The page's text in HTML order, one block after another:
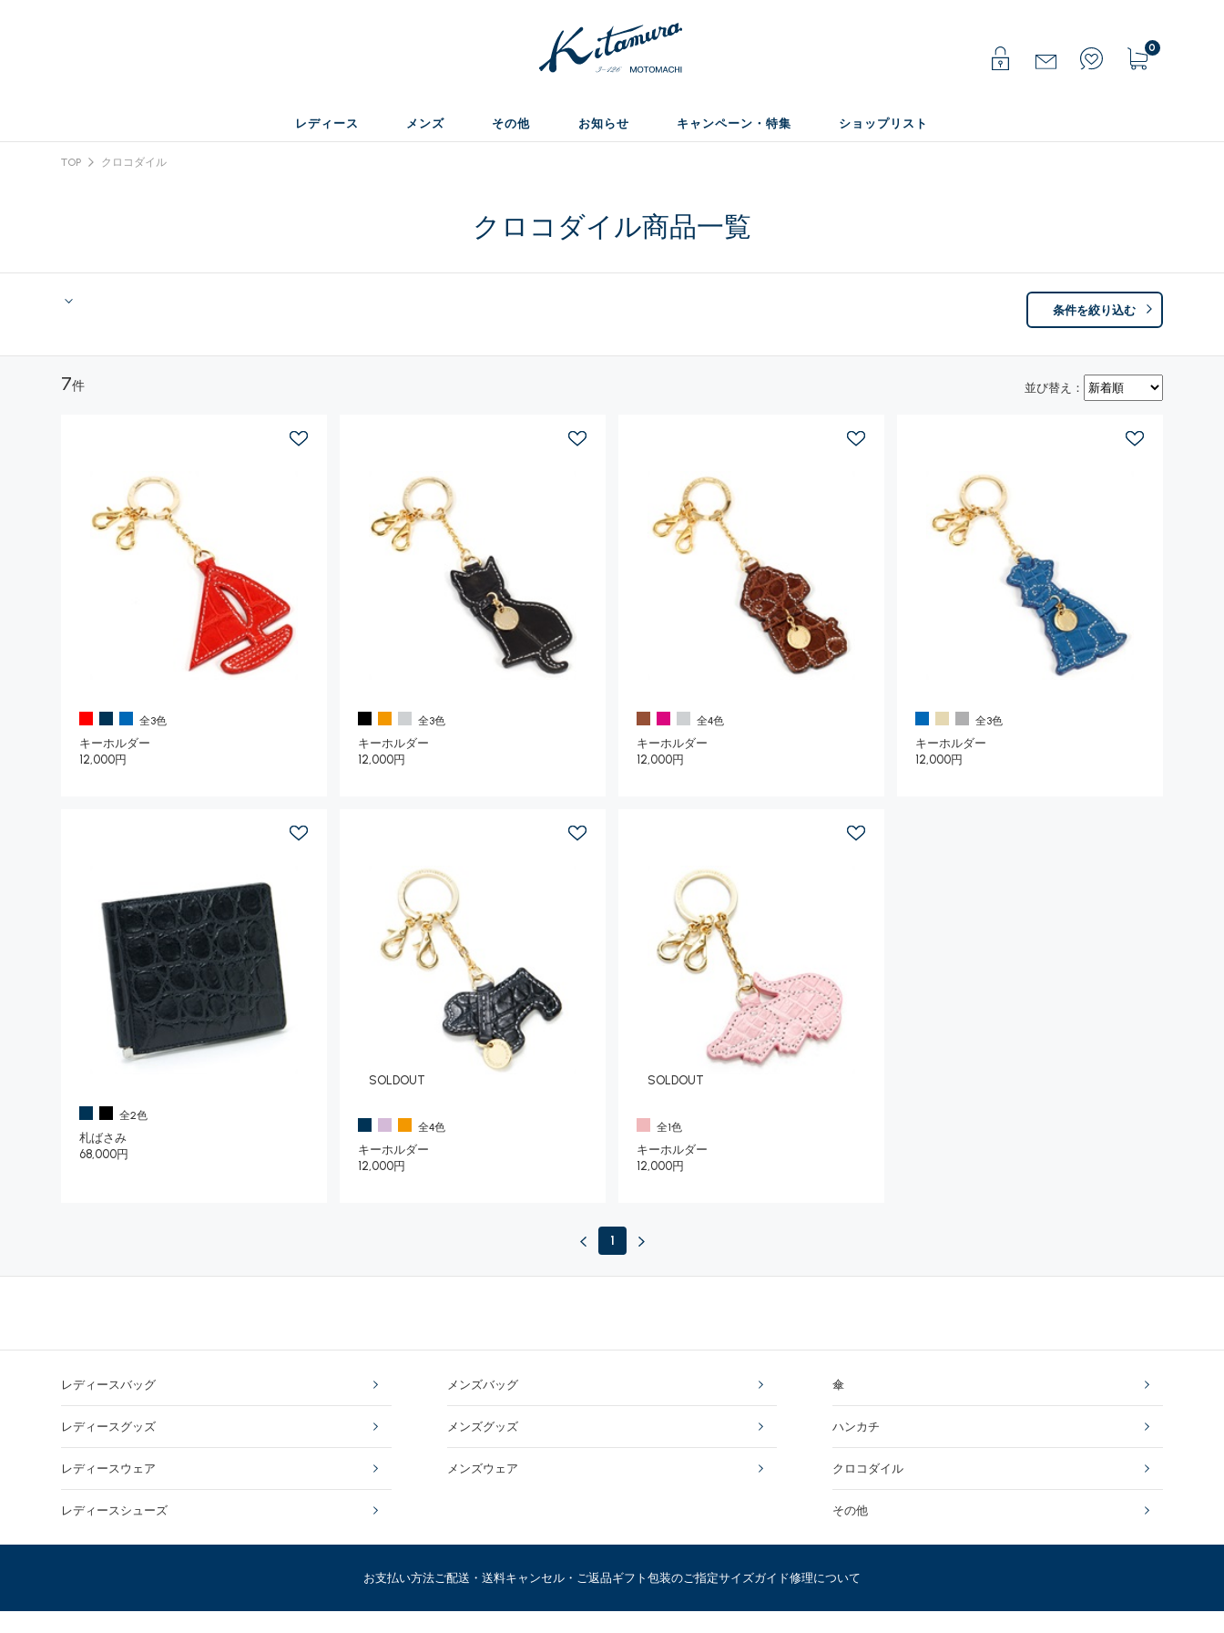
0
レディース メンズ その他 お知らせ キャンペーン・特集 ショップリスト
TOP クロコダイル
クロコダイル商品一覧
条件を絞り込む
7件 並び替え：
全3色
キーホルダー
12,000円
全3色
キーホルダー
12,000円
全4色
キーホルダー
12,000円
全3色
キーホルダー
12,000円
全2色
札ばさみ
68,000円
SOLDOUT
全4色
キーホルダー
12,000円
SOLDOUT
全1色
キーホルダー
12,000円
1
レディースバッグ
レディースグッズ
レディースウェア
レディースシューズ
メンズバッグ
メンズグッズ
メンズウェア
傘
ハンカチ
クロコダイル
その他
お支払い方法ご配送・送料キャンセル・ご返品ギフト包装のご指定サイズガイド修理について